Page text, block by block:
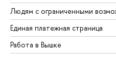
Людям с ограниченными
Единая платежная страница
Работа в Вышке